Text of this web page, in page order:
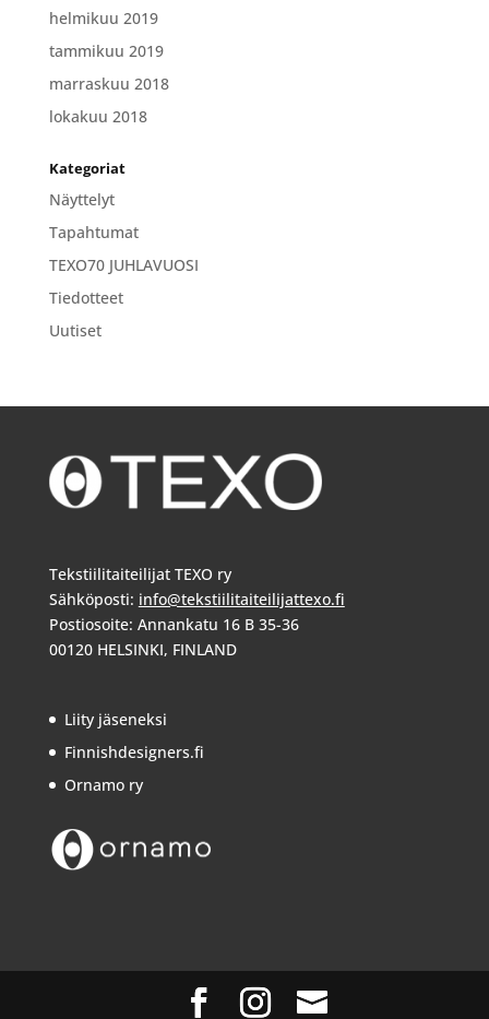
helmikuu 2019
tammikuu 2019
marraskuu 2018
lokakuu 2018
Kategoriat
Näyttelyt
Tapahtumat
TEXO70 JUHLAVUOSI
Tiedotteet
Uutiset
Tekstiilitaiteilijat TEXO ry
Sähköposti: info@tekstiilitaiteilijattexo.fi
Postiosoite: Annankatu 16 B 35-36
00120 HELSINKI, FINLAND
Liity jäseneksi
Finnishdesigners.fi
Ornamo ry